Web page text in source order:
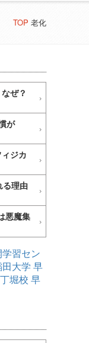
TOP 老化
ぜ？
が
ジカ
る理由
悪魔集
習セン
大学 早
堀校 早